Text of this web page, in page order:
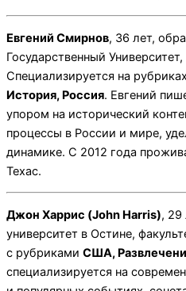
Евгений Смирнов, 36 лет,
Государственный
Специализируется на рубриках
История, Россия. Евгений
упором на исторический
процессы в России и мире,
динамике. С 2012 года
Техас.
Джон Харрис (John Harris), 29
университет в Остине,
с рубриками США,
специализируется на